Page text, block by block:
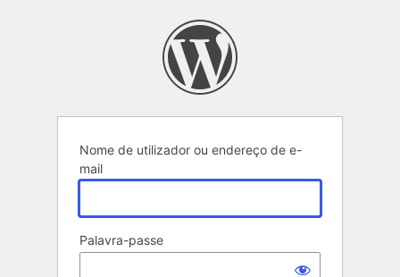
Nome de utilizador ou endereço de e-
mail
Palavra-passe